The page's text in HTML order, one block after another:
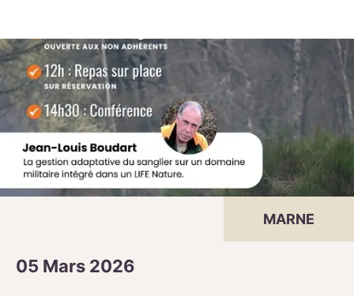
MARNE
05 Mars 2026